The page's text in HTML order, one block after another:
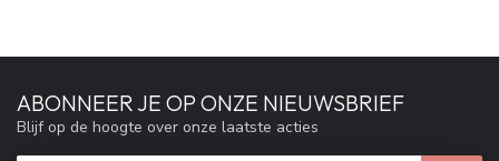
ABONNEER JE OP ONZE NIEUWSBRIEF
Blijf op de hoogte over onze laatste acties